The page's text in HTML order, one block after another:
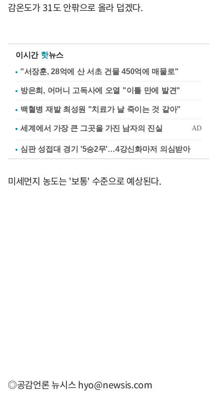
감온도가 31도 안팎으로 올라 덥겠다.
이시간 핫뉴스
"서장훈, 28억에 산 서초 건물 450억에 매물로"
방은희, 어머니 고독사에 오열 "이틀 만에 발견"
백혈병 재발 최성원 "치료가 날 죽이는 것 같아"
심판 성접대 경기 '5승2무'…4강신화마저 의심받아
미세먼지 농도는 '보통' 수준으로 예상된다.
◎공감언론 뉴시스hyo@newsis.com